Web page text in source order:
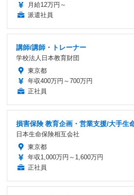
月給12万円～
派遣社員
講師/講師・トレーナー
学校法人日本教育財団
東京都
年収400万円～700万円
正社員
損害保険 教育企画・営業支援/大手生
日本生命保険相互会社
東京都
年収1,000万円～1,600万円
正社員